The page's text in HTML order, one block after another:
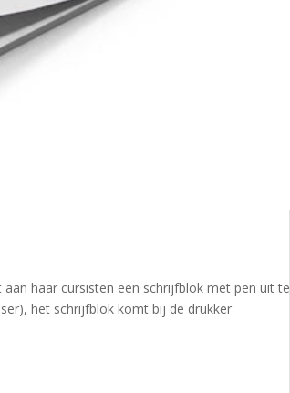
haar cursisten een schrijfblok met pen uit te
het schrijfblok komt bij de drukker